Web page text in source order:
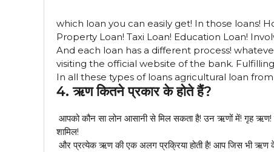
which loan you can easily get! In those loans!
Property Loan! Taxi Loan! Education Loan!
And each loan has a different process!
visiting the official website of the bank.
In all these types of loans agricultural loan
4. ऋण कितने प्रकार के होते हैं?
आपको कौन सा लोन आसानी से मिल सकता है! उन ऋणों में! गृह ऋण!
शामिल!
और प्रत्येक ऋण की एक अलग प्रक्रिया होती है! आप जिस भी ऋण